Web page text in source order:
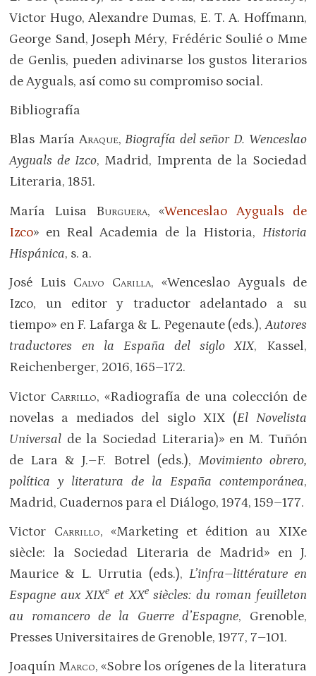
Victor Hugo, Alexandre Dumas, E. T. A. Hoffmann,
George Sand, Joseph Méry, Frédéric Soulié o Mme
de Genlis, pueden adivinarse los gustos literarios
de Ayguals, así como su compromiso social.
Bibliografía
Blas María Araque,Biografía del señor D. Wenceslao
Ayguals de Izco, Madrid, Imprenta de la Sociedad
Literaria, 1851.
María Luisa Burguera, «Wenceslao Ayguals de
Izco» en Real Academia de la Historia, Historia
Hispánica, s. a.
José Luis Calvo Carilla, «Wenceslao Ayguals de
Izco, un editor y traductor adelantado a su
tiempo» en F. Lafarga & L. Pegenaute (eds.),Autores
traductores en la España del siglo XIX, Kassel,
Reichenberger, 2016, 165–172.
Victor Carrillo, «Radiografía de una colección de
novelas a mediados del siglo XIX (El Novelista
Universal de la Sociedad Literaria)» en M. Tuñón
de Lara & J.–F. Botrel (eds.), Movimiento obrero,
política y literatura de la España contemporánea,
Madrid, Cuadernos para el Diálogo, 1974, 159–177.
Victor Carrillo, «Marketing et édition au XIXe
siècle: la Sociedad Literaria de Madrid» en J.
Maurice & L. Urrutia (eds.), L’infra–littérature en
Espagne aux XIXe et XXe siècles: du roman feuilleton
au romancero de la Guerre d’Espagne, Grenoble,
Presses Universitaires de Grenoble, 1977, 7–101.
Joaquín Marco, «Sobre los orígenes de la literatura